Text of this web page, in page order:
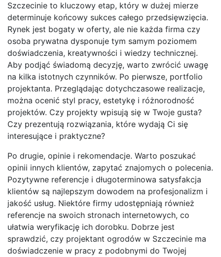
Szczecinie to kluczowy etap, który w dużej mierze
determinuje końcowy sukces całego przedsięwzięcia.
Rynek jest bogaty w oferty, ale nie każda firma czy
osoba prywatna dysponuje tym samym poziomem
doświadczenia, kreatywności i wiedzy technicznej.
Aby podjąć świadomą decyzję, warto zwrócić uwagę
na kilka istotnych czynników. Po pierwsze, portfolio
projektanta. Przeglądając dotychczasowe realizacje,
można ocenić styl pracy, estetykę i różnorodność
projektów. Czy projekty wpisują się w Twoje gusta?
Czy prezentują rozwiązania, które wydają Ci się
interesujące i praktyczne?
Po drugie, opinie i rekomendacje. Warto poszukać
opinii innych klientów, zapytać znajomych o polecenia.
Pozytywne referencje i długoterminowa satysfakcja
klientów są najlepszym dowodem na profesjonalizm i
jakość usług. Niektóre firmy udostępniają również
referencje na swoich stronach internetowych, co
ułatwia weryfikację ich dorobku. Dobrze jest
sprawdzić, czy projektant ogrodów w Szczecinie ma
doświadczenie w pracy z podobnymi do Twojej